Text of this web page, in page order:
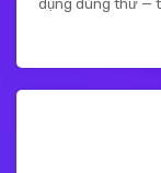
dụng dùng thử —